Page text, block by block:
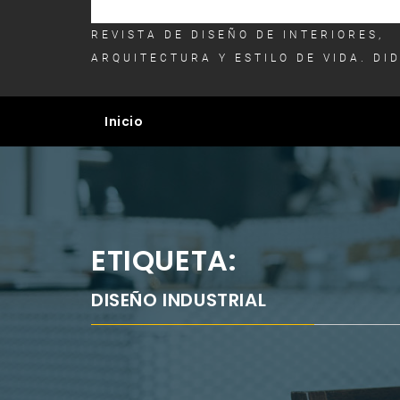
REVISTA DE DISEÑO DE INTERIORES,
ARQUITECTURA Y ESTILO DE VIDA. DID
Inicio
ETIQUETA:
DISEÑO INDUSTRIAL